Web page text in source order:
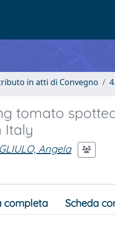
in atti di Convegno
tomato
Italy
Angela
completa Scheda